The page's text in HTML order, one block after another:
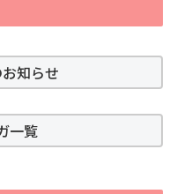
知らせ
一覧